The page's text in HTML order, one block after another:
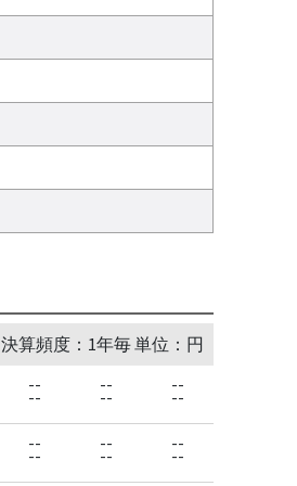
決算頻度：1年毎 単位：円
--
--
--
--
--
--
--
--
--
--
--
--